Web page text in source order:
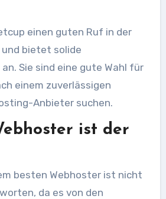
einen guten Ruf in der
bietet solide
Sie sind eine gute Wahl für
einem zuverlässigen
Anbieter suchen.
ist der
besten Webhoster ist nicht
da es von den